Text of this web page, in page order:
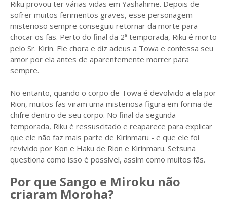
Riku provou ter várias vidas em Yashahime. Depois de
sofrer muitos ferimentos graves, esse personagem
misterioso sempre conseguiu retornar da morte para
chocar os fãs. Perto do final da 2ª temporada, Riku é morto
pelo Sr. Kirin. Ele chora e diz adeus a Towa e confessa seu
amor por ela antes de aparentemente morrer para
sempre.
No entanto, quando o corpo de Towa é devolvido a ela por
Rion, muitos fãs viram uma misteriosa figura em forma de
chifre dentro de seu corpo. No final da segunda
temporada, Riku é ressuscitado e reaparece para explicar
que ele não faz mais parte de Kirinmaru - e que ele foi
revivido por Kon e Haku de Rion e Kirinmaru. Setsuna
questiona como isso é possível, assim como muitos fãs.
Por que Sango e Miroku não
criaram Moroha?